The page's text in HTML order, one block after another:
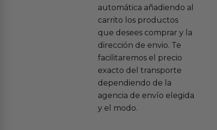
automática añadiendo al
carrito los productos
que desees comprar y la
dirección de envio. Te
facilitaremos el precio
exacto del transporte
dependiendo de la
agencia de envío elegida
y el modo.